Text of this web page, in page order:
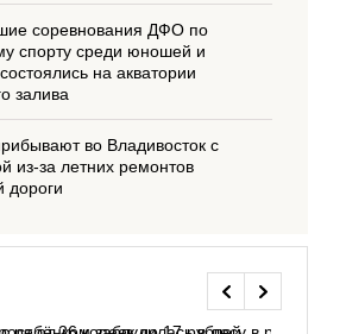
соревнования ДФО по
спорту среди юношей и
на акватории
залива
во Владивосток с
из-за летних ремонтов
дороги